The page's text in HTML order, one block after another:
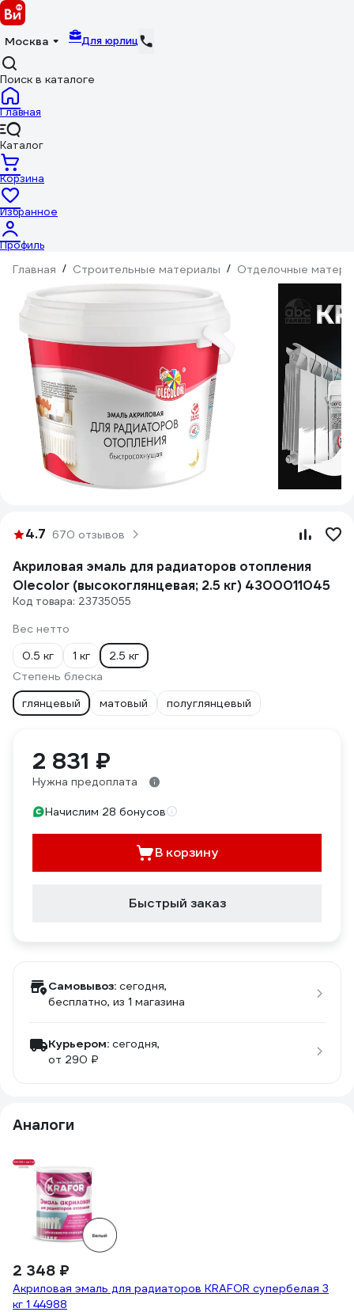
Москва Для юрлиц
Поиск в каталоге
Главная
Каталог
Корзина
Избранное
Профиль
Главная / Строительные материалы / Отделочные
4.7 670 отзывов
Акриловая эмаль для радиаторов отопления
Olecolor (высокоглянцевая; 2.5 кг) 4300011045
Код товара: 23735055
Вес нетто
0.5 кг
1 кг
2.5 кг
Степень блеска
глянцевый
матовый полуглянцевый
2 831 ₽
Нужна предоплата
Начислим 28 бонусов
В корзину
Быстрый заказ
Самовывоз: сегодня,
бесплатно, из 1 магазина
Курьером: сегодня,
от 290 ₽
Аналоги
2 348 ₽
Акриловая эмаль для радиаторов KRAFOR супербелая 3
кг 1 44988